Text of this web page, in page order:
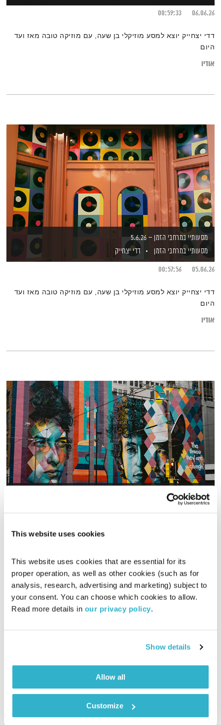
This website uses cookies
This website uses cookies that are essential for its
proper operation, as well as other cookies (such as for
analysis, research, advertising and marketing) subject to
your consent. You can choose which cookies to allow.
Read more details in our privacy policy.
Show details
Allow all
Customize
06.06.26
00:59:33
דדי יצחייק יוצא למסע מוזיקלי בן שעה, עם מוזיקה טובה מאז ועד
היום
אודיו
מסעותיי במרחבי הזמן – 5.6.26
מסעותיי במרחבי הזמן
דדי יצחייק
05.06.26
00:57:56
דדי יצחייק יוצא למסע מוזיקלי בן שעה, עם מוזיקה טובה מאז ועד
היום
אודיו
מסעותיי במרחבי הזמן – 30.5.26 – ספיישל דילן
מסעותיי במרחבי הזמן
היום. והפעם – יומולדת 85 לבוב דילן